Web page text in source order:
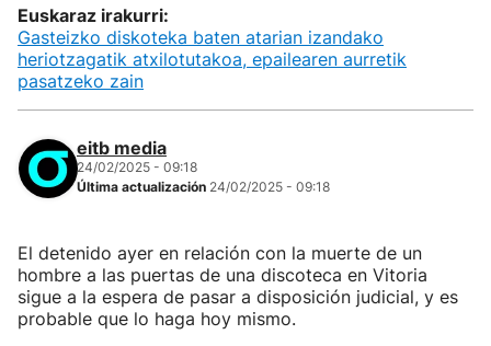
Euskaraz irakurri:
Gasteizko diskoteka baten atarian izandako
heriotzagatik atxilotutakoa, epailearen aurretik
pasatzeko zain
eitb media
24/02/2025 - 09:18
Última actualización 24/02/2025 - 09:18
El detenido ayer en relación con la muerte de un
hombre a las puertas de una discoteca en Vitoria
sigue a la espera de pasar a disposición judicial, y es
probable que lo haga hoy mismo.